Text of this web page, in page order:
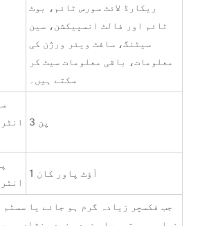
ریکارڈ لائٹ سورس ٹائم، بوٹ
ٹائم اور فالٹ انسپیکشن، سین
سیٹنگ، سافٹ ویئر ورژن کی
معلومات، باقی معلومات سیٹ کر
سکتے ہیں۔
3 پن
1 آؤٹ پاور کان
جب فکسچر زیادہ گرم ہو جائے یا سسٹم